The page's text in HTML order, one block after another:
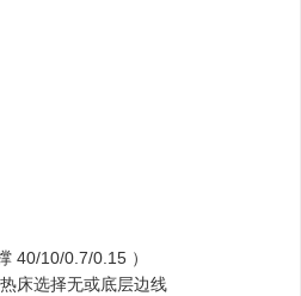
40/10/0.7/0.15 ）
床选择无或底层边线